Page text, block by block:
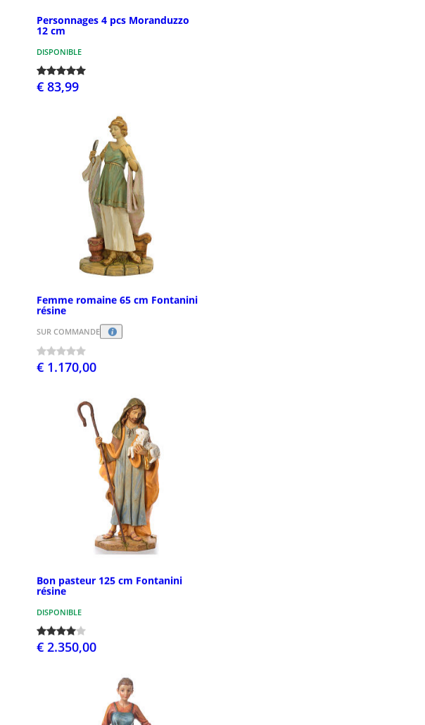
Personnages 4 pcs Moranduzzo
12 cm
DISPONIBLE
€ 83,99
Femme romaine 65 cm Fontanini
résine
SUR COMMANDE
€ 1.170,00
Bon pasteur 125 cm Fontanini
résine
DISPONIBLE
€ 2.350,00